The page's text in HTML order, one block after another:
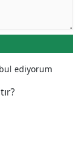
ediyorum